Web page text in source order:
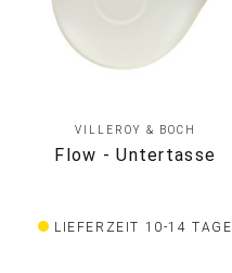
VILLEROY & BOCH
Flow - Untertasse
LIEFERZEIT 10-14 TAGE